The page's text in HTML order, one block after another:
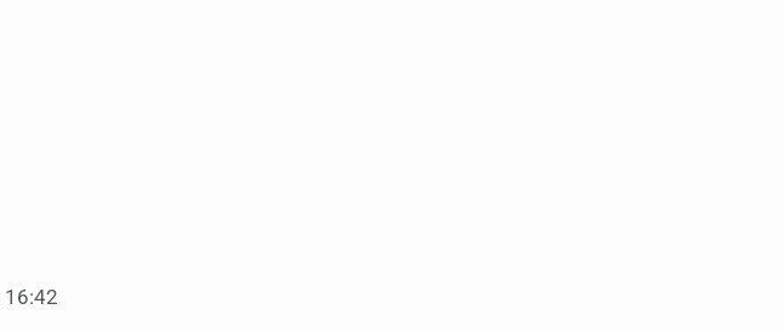
16:42